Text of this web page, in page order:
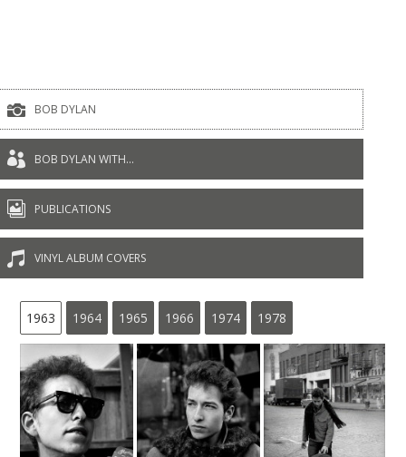
 BOB DYLAN
 BOB DYLAN WITH...
 PUBLICATIONS
 VINYL ALBUM COVERS
1963 1964 1965 1966 1974 1978